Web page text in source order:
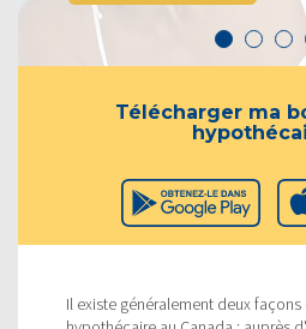
Télécharger ma
Il existe généralement deux